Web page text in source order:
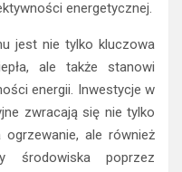
energetycznej.
jest nie tylko kluczowa
ale także stanowi
energii. Inwestycje w
zwracają się nie tylko
ale również
środowiska poprzez